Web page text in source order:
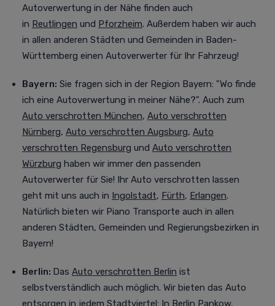
Autoverwertung in der Nähe finden auch
in Reutlingen und Pforzheim. Außerdem haben wir auch
in allen anderen Städten und Gemeinden in Baden-
Württemberg einen Autoverwerter für Ihr Fahrzeug!
Bayern: Sie fragen sich in der Region Bayern: "Wo finde
ich eine Autoverwertung in meiner Nähe?". Auch zum
Auto verschrotten München, Auto verschrotten
Nürnberg, Auto verschrotten Augsburg, Auto
verschrotten Regensburg und Auto verschrotten
Würzburg haben wir immer den passenden
Autoverwerter für Sie! Ihr Auto verschrotten lassen
geht mit uns auch in Ingolstadt, Fürth, Erlangen.
Natürlich bieten wir Piano Transporte auch in allen
anderen Städten, Gemeinden und Regierungsbezirken in
Bayern!
Berlin: Das Auto verschrotten Berlin ist
selbstverständlich auch möglich. Wir bieten das Auto
entsorgen in jedem Stadtviertel: In Berlin Pankow,